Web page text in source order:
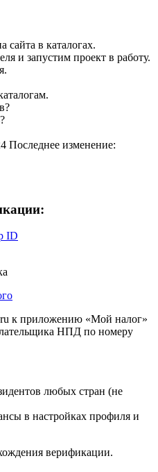
сайта в каталогах.
и запустим проект в работу.
Последнее изменение:
ID
к приложению «Мой налог»
НПД по номеру
любых стран (не
в настройках профиля и
верификации.